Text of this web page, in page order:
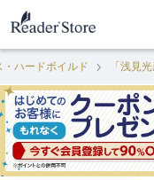
ハードボイルド 「浅見